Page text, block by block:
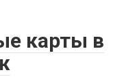
карты в